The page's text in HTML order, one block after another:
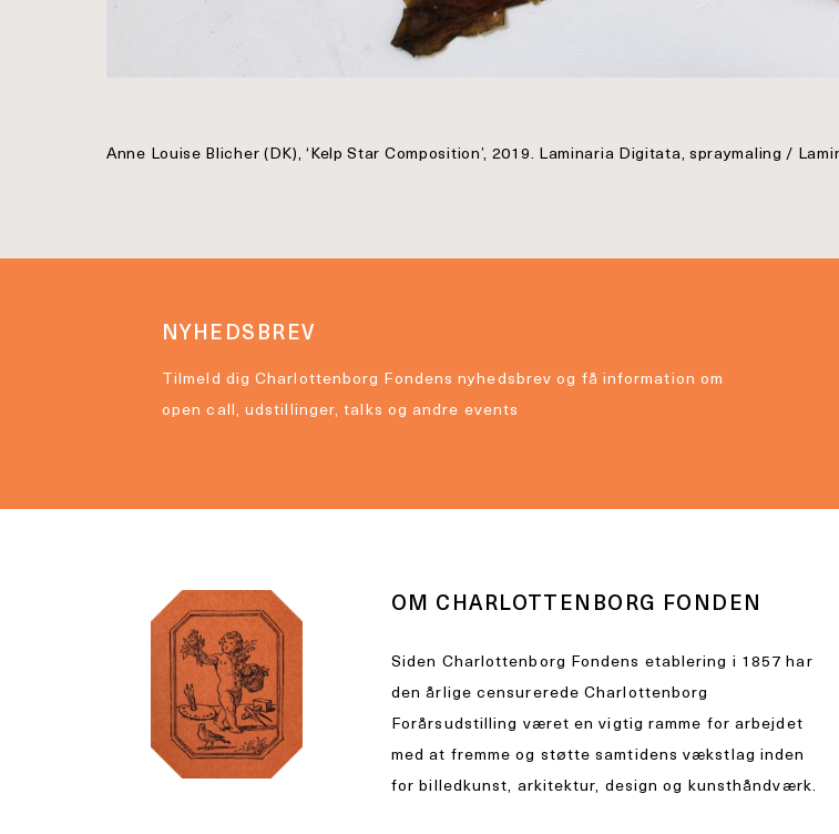
Anne Louise Blicher (DK), ‘Kelp Star Composition’, 2019. Laminaria Digitata, spraymaling /
NYHEDSBREV
Tilmeld dig Charlottenborg Fondens nyhedsbrev og få information om
open call, udstillinger, talks og andre events
OM CHARLOTTENBORG FONDEN
Siden Charlottenborg Fondens etablering i 1857 har
den årlige censurerede Charlottenborg
Forårsudstilling været en vigtig ramme for arbejdet
med at fremme og støtte samtidens vækstlag inden
for billedkunst, arkitektur, design og kunsthåndværk.